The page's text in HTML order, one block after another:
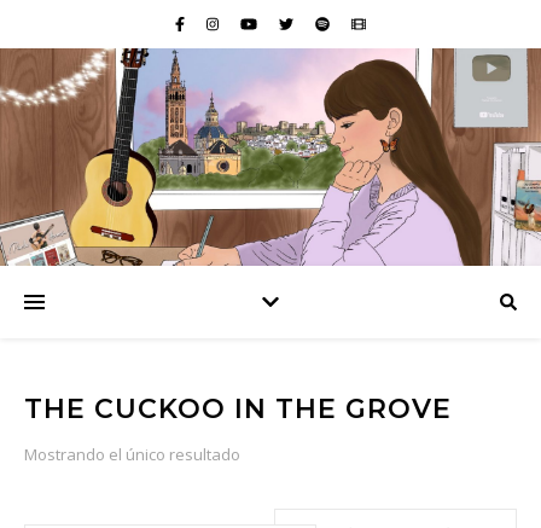
THE CUCKOO IN THE GROVE
Mostrando el único resultado